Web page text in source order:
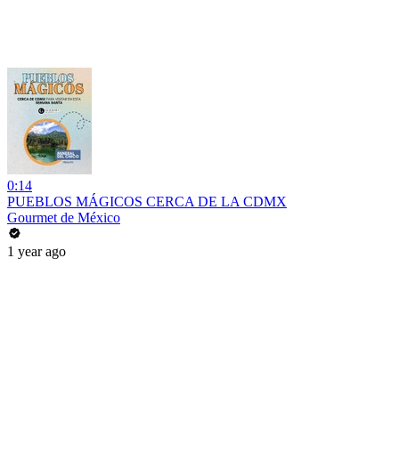
0:14
PUEBLOS MÁGICOS CERCA DE LA CDMX
Gourmet de México
1 year ago